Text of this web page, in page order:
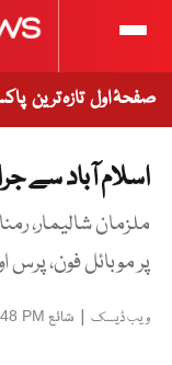
صفحۂ اول تازہ ترین
اسلام آباد سے
ملزمان شالیمار،
پر موبائل فون،
ویب ڈیسک | شائع PM